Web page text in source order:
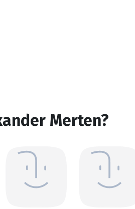
Merten?